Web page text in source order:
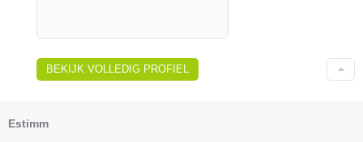
BEKIJK VOLLEDIG PROFIEL
Estimm